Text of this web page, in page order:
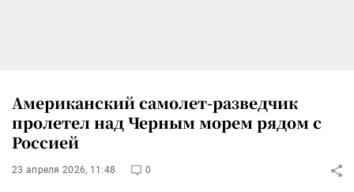
Американский самолет-разведчик
пролетел над Черным морем рядом с
Россией
23 апреля 2026, 11:48 0